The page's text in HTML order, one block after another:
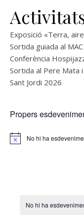
Exposició «Terra,
Sortida guiada al MAC
Conferència
Sortida al Pere Mata
Sant Jordi 2026
Propers
Notice No hi ha